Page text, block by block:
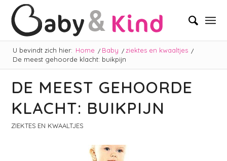
U bevindt zich hier: Home / Baby / ziektes en kwaaltjes /
De meest gehoorde klacht: buikpijn
DE MEEST GEHOORDE
KLACHT: BUIKPIJN
ZIEKTES EN KWAALTJES